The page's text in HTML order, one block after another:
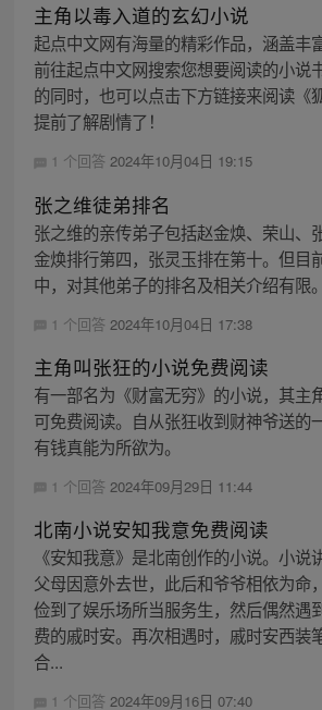
主角以毒入道的玄幻小说
起点中文网有海量的精彩作品，涵盖丰
前往起点中文网搜索您想要阅读的小说
的同时，也可以点击下方链接来阅读《
提前了解剧情了！
1 个回答 2024年10月04日 19:15
张之维徒弟排名
张之维的亲传弟子包括赵金焕、荣山、
金焕排行第四，张灵玉排在第十。但目
中，对其他弟子的排名及相关介绍有限。
1 个回答 2024年10月04日 17:38
主角叫张狂的小说免费阅读
有一部名为《财富无穷》的小说，其主
可免费阅读。自从张狂收到财神爷送的
有钱真能为所欲为。
1 个回答 2024年09月29日 11:44
北南小说安知我意免费阅读
《安知我意》是北南创作的小说。小说
父母因意外去世，此后和爷爷相依为命
俭到了娱乐场所当服务生，然后偶然遇
费的戚时安。再次相遇时，戚时安西装
合...
1 个回答 2024年09月16日 07:40